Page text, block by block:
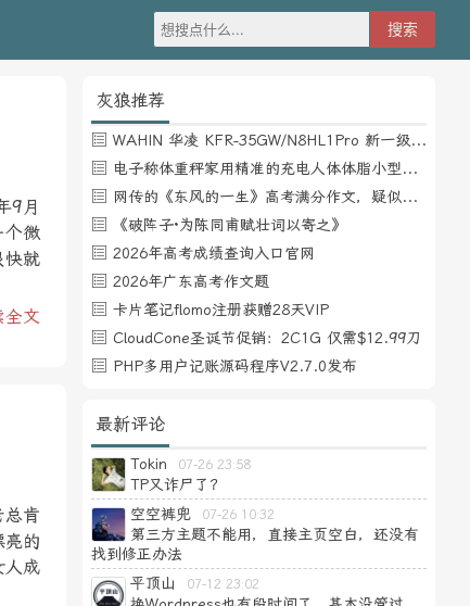
9月
个微
快就
全文
肯
亮的
人成
灰狼推荐
WAHIN 华凌 KFR-35GW/N8HL1Pro 新一级能效 壁挂式空调 1.5匹
电子称体重秤家用精准的充电人体体脂小型称重支持HUAWEI HiLink
网传的《东风的一生》高考满分作文，疑似自媒体或其他渠道炒作
《破阵子·为陈同甫赋壮词以寄之》
2026年高考成绩查询入口官网
2026年广东高考作文题
卡片笔记flomo注册获赠28天VIP
CloudCone圣诞节促销：2C1G 仅需$12.99刀
PHP多用户记账源码程序V2.7.0发布
最新评论
Tokin 07-26 23:58
TP又诈尸了？
空空裤兜
07-26 10:32
第三方主题不能用，直接主页空白，还没有
找到修正办法
平顶山
07-12 23:02